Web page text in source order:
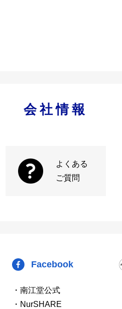
会社情報
よくある
ご質問
Facebook
・南江堂公式
・NurSHARE